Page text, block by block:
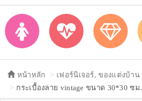
หน้าหลัก เฟอร์นิเจอร์, ของแต่งบ้าน
กระเบื้องลาย vintage ขนาด 30*30 ซม.